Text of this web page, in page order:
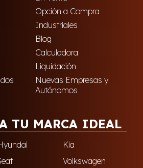
Opción a Compra
Industriales
Blog
Calculadora
Liquidación
Nuevas Empresas y
Autónomos
TU MARCA IDEAL
Kia
Volkswagen